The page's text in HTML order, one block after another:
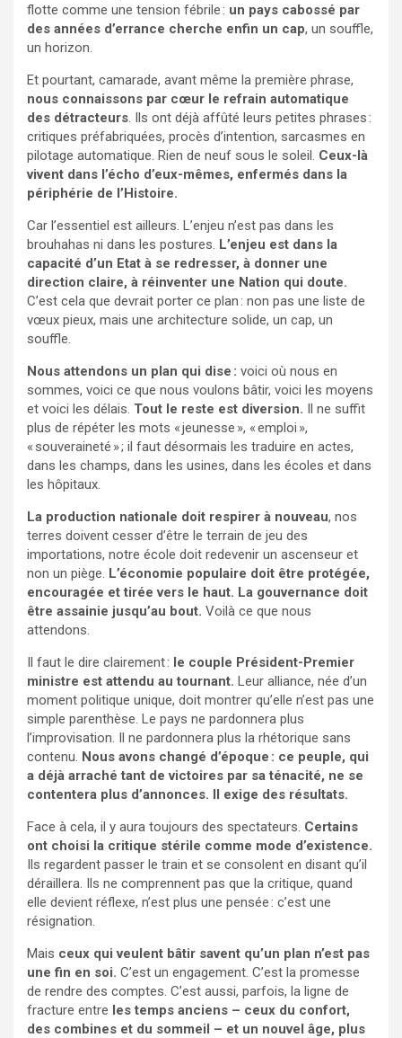
flotte comme une tension fébrile : un pays cabossé par
des années d’errance cherche enfin un cap, un souffle,
un horizon.
Et pourtant, camarade, avant même la première phrase,
nous connaissons par cœur le refrain automatique
des détracteurs . Ils ont déjà affûté leurs petites phrases :
critiques préfabriquées, procès d’intention, sarcasmes en
pilotage automatique. Rien de neuf sous le soleil. Ceux-là
vivent dans l’écho d’eux-mêmes, enfermés dans la
périphérie de l’Histoire.
Car l’essentiel est ailleurs. L’enjeu n’est pas dans les
brouhahas ni dans les postures. L’enjeu est dans la
capacité d’un Etat à se redresser, à donner une
direction claire, à réinventer une Nation qui doute.
C’est cela que devrait porter ce plan : non pas une liste de
vœux pieux, mais une architecture solide, un cap, un
souffle.
Nous attendons un plan qui dise : voici où nous en
sommes, voici ce que nous voulons bâtir, voici les moyens
et voici les délais. Tout le reste est diversion. Il ne suffit
plus de répéter les mots « jeunesse », « emploi »,
« souveraineté » ; il faut désormais les traduire en actes,
dans les champs, dans les usines, dans les écoles et dans
les hôpitaux.
La production nationale doit respirer à nouveau, nos
terres doivent cesser d’être le terrain de jeu des
importations, notre école doit redevenir un ascenseur et
non un piège. L’économie populaire doit être protégée,
encouragée et tirée vers le haut. La gouvernance doit
être assainie jusqu’au bout. Voilà ce que nous
attendons.
Il faut le dire clairement : le couple Président-Premier
ministre est attendu au tournant. Leur alliance, née d’un
moment politique unique, doit montrer qu’elle n’est pas une
simple parenthèse. Le pays ne pardonnera plus
l’improvisation. Il ne pardonnera plus la rhétorique sans
contenu. Nous avons changé d’époque : ce peuple, qui
a déjà arraché tant de victoires par sa ténacité, ne se
contentera plus d’annonces. Il exige des résultats.
Face à cela, il y aura toujours des spectateurs. Certains
ont choisi la critique stérile comme mode d’existence.
Ils regardent passer le train et se consolent en disant qu’il
déraillera. Ils ne comprennent pas que la critique, quand
elle devient réflexe, n’est plus une pensée : c’est une
résignation.
Mais ceux qui veulent bâtir savent qu’un plan n’est pas
une fin en soi. C’est un engagement. C’est la promesse
de rendre des comptes. C’est aussi, parfois, la ligne de
fracture entre les temps anciens – ceux du confort,
des combines et du sommeil – et un nouvel âge, plus